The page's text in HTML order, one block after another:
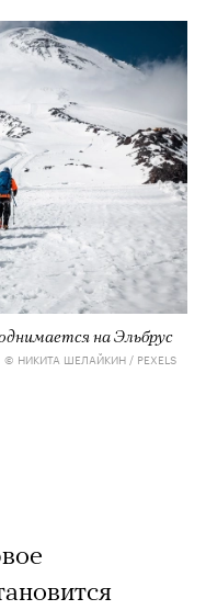
на Эльбрус
© НИКИТА ШЕЛАЙКИН / PEXELS